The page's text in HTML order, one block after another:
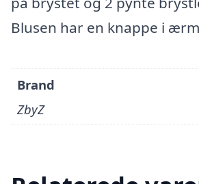
Blusen har en knappe i
Brand
ZbyZ